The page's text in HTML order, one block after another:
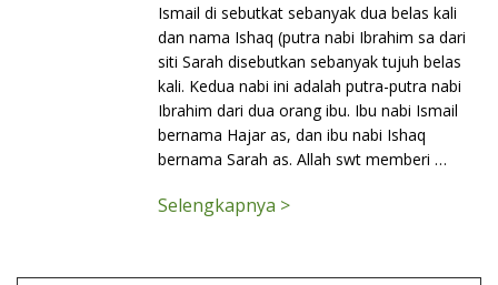
Ismail di sebutkat sebanyak dua belas kali
dan nama Ishaq (putra nabi Ibrahim sa dari
siti Sarah disebutkan sebanyak tujuh belas
kali. Kedua nabi ini adalah putra-putra nabi
Ibrahim dari dua orang ibu. Ibu nabi Ismail
bernama Hajar as, dan ibu nabi Ishaq
bernama Sarah as. Allah swt memberi …
Selengkapnya >